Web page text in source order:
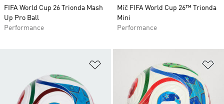
FIFA World Cup 26 Trionda Mash
Up Pro Ball
Performance
Míč FIFA World Cup 26™ Trionda
Mini
Performance
Přidat do seznamu přání